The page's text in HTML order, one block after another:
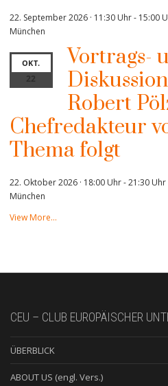
22. September 2026 · 11:30 Uhr- 15:00
München
OKT.
22
Vortrags-
Robert
Chefredakteur
Thema folgt
22. Oktober 2026 · 18:00 Uhr-21:30 Uhr
München
View More…
CEU – CLUB EUROPÄISCHER
ÜBERBLICK
ABOUT US (engl. Vers.)